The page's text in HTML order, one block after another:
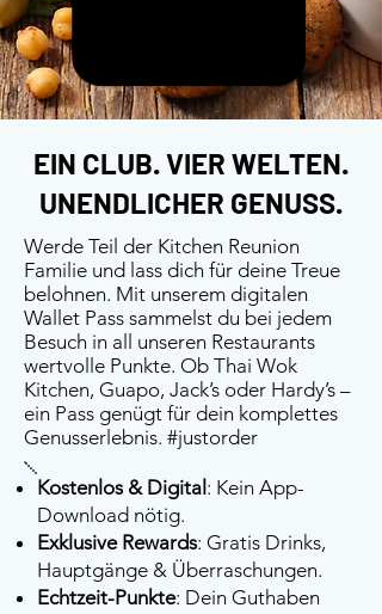
EIN CLUB. VIER WELTEN.
UNENDLICHER GENUSS.
Werde Teil der Kitchen Reunion
Familie und lass dich für deine Treue
belohnen. Mit unserem digitalen
Wallet Pass sammelst du bei jedem
Besuch in all unseren Restaurants
wertvolle Punkte. Ob Thai Wok
Kitchen, Guapo, Jack’s oder Hardy’s –
ein Pass genügt für dein komplettes
Genusserlebnis. #justorder
Kostenlos & Digital : Kein App-
Download nötig.
Exklusive Rewards: Gratis Drinks,
Hauptgänge & Überraschungen.
Echtzeit-Punkte: Dein Guthaben